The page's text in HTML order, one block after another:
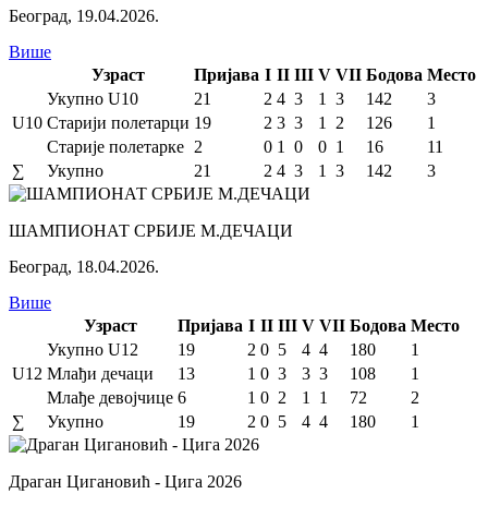
Београд, 19.04.2026.
Више
Узраст
Пријава I II III V VII Бодова Место
U10
Укупно U10 21 2 4 3 1 3 142
3
Старији полетарци 19 2 3 3 1 2 126
1
Старије полетарке 2 0 1 0 0 1 16
11
∑
Укупно 21 2 4 3 1 3 142 3
ШАМПИОНАТ СРБИЈЕ М.ДЕЧАЦИ
Београд, 18.04.2026.
Више
Узраст
Пријава I II III V VII Бодова Место
U12
Укупно U12 19 2 0 5 4 4 180
1
Млађи дечаци
13 1 0 3 3 3 108
1
Млађе девојчице 6 1 0 2 1 1 72
2
∑
Укупно 19 2 0 5 4 4 180 1
Драган Цигановић - Цига 2026